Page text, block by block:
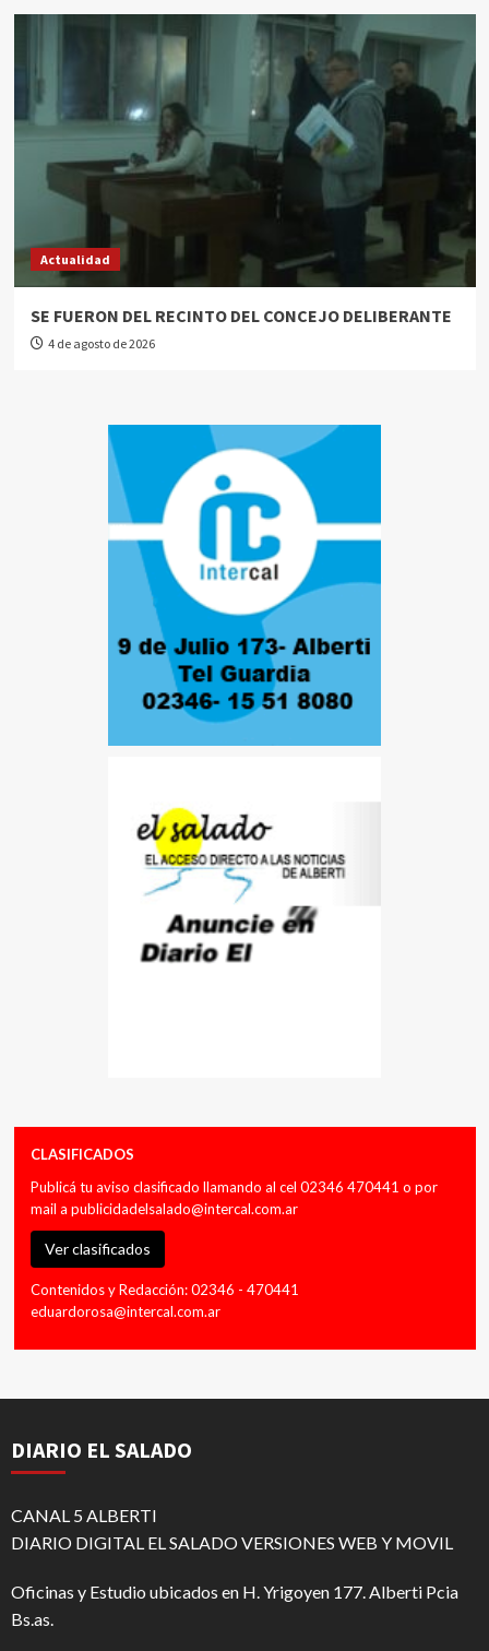
Actualidad
SE FUERON DEL RECINTO DEL CONCEJO DELIBERANTE
4 de agosto de 2026
CLASIFICADOS
Publicá tu aviso clasificado llamando al cel 02346 470441 o por
mail a publicidadelsalado@intercal.com.ar
Ver clasificados
Contenidos y Redacción: 02346 - 470441
eduardorosa@intercal.com.ar
DIARIO EL SALADO
CANAL 5 ALBERTI
DIARIO DIGITAL EL SALADO VERSIONES WEB Y MOVIL
Oficinas y Estudio ubicados en H. Yrigoyen 177. Alberti Pcia
Bs.as.